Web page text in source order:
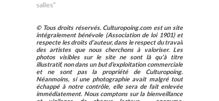
salles"
© Tous droits réservés. Culturopoing.com est un site
intégralement bénévole (Association de loi 1901) et
respecte les droits d’auteur, dans le respect du travail
des artistes que nous cherchons à valoriser. Les
photos visibles sur le site ne sont là qu’à titre
illustratif, non dans un but d’exploitation commerciale
et ne sont pas la propriété de Culturopoing.
Néanmoins, si une photographie avait malgré tout
échappé à notre contrôle, elle sera de fait enlevée
immédiatement. Nous comptons sur la bienveillance